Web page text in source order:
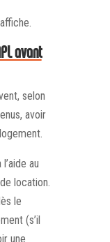
selon
avoir
au
location.
le
(s’il
une